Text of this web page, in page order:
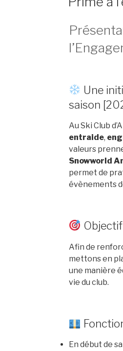
Une
saison
Au Ski Club
entraide,
valeurs
Snowworld
permet de
évènements
Afin de
mettons en
une manière
vie du club.
En début de